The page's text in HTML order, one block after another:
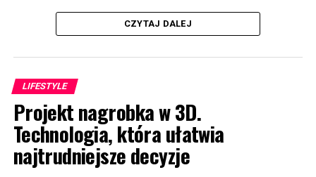
CZYTAJ DALEJ
LIFESTYLE
Projekt nagrobka w 3D.
Technologia, która ułatwia
najtrudniejsze decyzje